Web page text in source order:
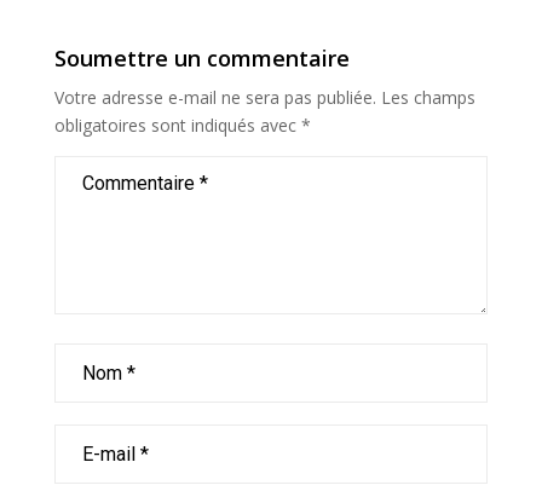
Soumettre un commentaire
Votre adresse e-mail ne sera pas publiée. Les champs
obligatoires sont indiqués avec *